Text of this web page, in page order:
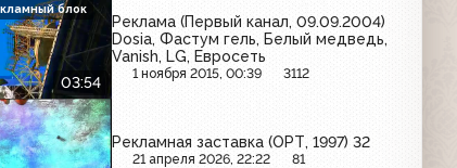
03:54
Реклама (Первый канал, 09.09.2004)
Dosia, Фастум гель, Белый медведь,
Vanish, LG, Евросеть
1 ноября 2015, 00:39 3112
блок
Рекламная заставка (ОРТ, 1997) 32
21 апреля 2026, 22:22 81